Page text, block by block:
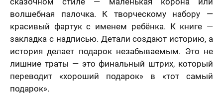
волшебная палочка. К творческому набору —
красивый фартук с именем ребёнка. К книге —
закладка с надписью. Детали создают историю, а
история делает подарок незабываемым. Это не
лишние траты — это финальный штрих, который
переводит «хороший подарок» в «тот самый
подарок».